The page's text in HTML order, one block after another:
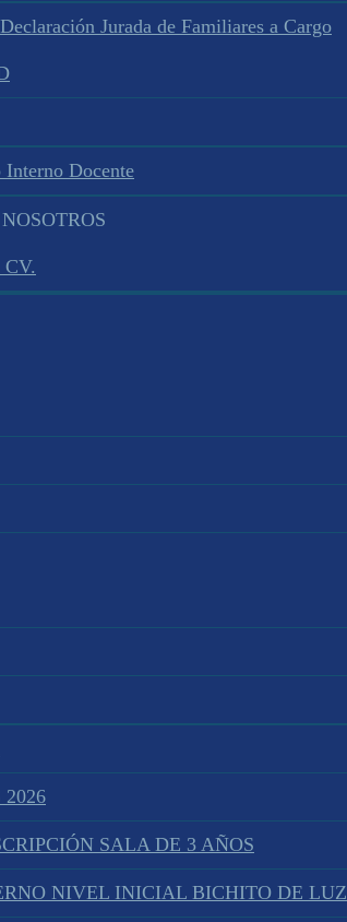
Jurada de Familiares a Cargo
Interno Docente
CV.
2026
SALA DE 3 AÑOS
NIVEL INICIAL BICHITO DE LUZ